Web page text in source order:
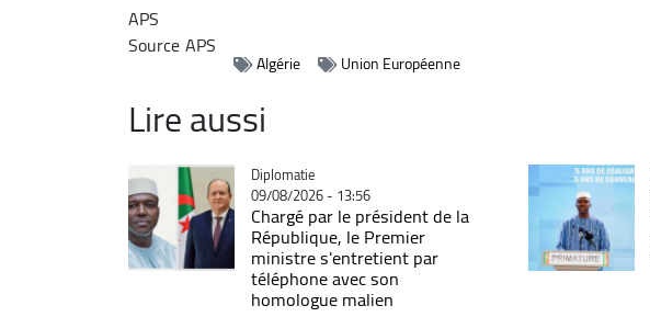
APS
SourceAPS
Algérie Union Européenne
Lire aussi
Catégorie
Diplomatie
09/08/2026 - 13:56
Chargé par le président de la
République, le Premier
ministre s'entretient par
téléphone avec son
homologue malien